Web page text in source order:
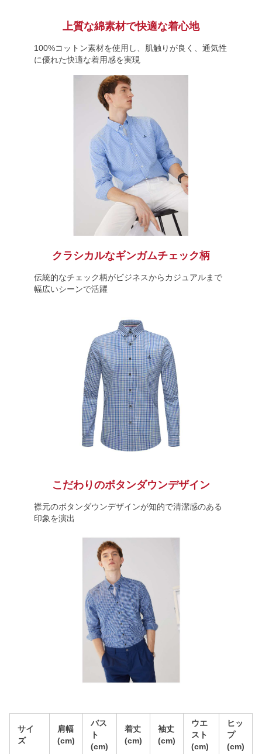
上質な綿素材で快適な着心地
100%コットン素材を使用し、肌触りが良く、通気性
に優れた快適な着用感を実現
クラシカルなギンガムチェック柄
伝統的なチェック柄がビジネスからカジュアルまで
幅広いシーンで活躍
こだわりのボタンダウンデザイン
襟元のボタンダウンデザインが知的で清潔感のある
印象を演出
サイ
ズ
肩幅
(cm)
バス
ト
(cm)
着丈
(cm)
袖丈
(cm)
ウエ
スト
(cm)
ヒッ
プ
(cm)